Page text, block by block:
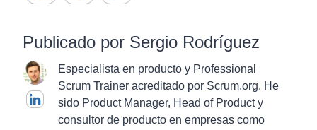
Publicado por Sergio Rodríguez
Especialista en producto y Professional
Scrum Trainer acreditado por Scrum.org. He
sido Product Manager, Head of Product y
consultor de producto en empresas como